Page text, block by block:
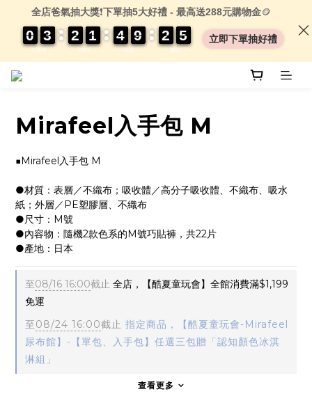
Mirafeel入手包 M
■Mirafeel入手包 M
●材質：表層／不織布；吸收體／高分子吸收體、不織布、吸水
紙；外層／PE塑膠層、不織布
●尺寸：M號
●內容物：隨機2款色系的M號巧貼褲，共22片
●產地：日本
至08/16 16:00截止 全店，【酷夏童玩會】全館消費滿$1,199
免運
至08/24 16:00截止 指定商品，【酷夏童玩會-Mirafeel
尿布館】-【單包、入手包】任選三包贈「認知顏色冰淇
淋組」
查看更多
全店爸氣抽大獎❗下單抽5大好禮 - 最高送288元購物金🪙
DAYS
0
0
0
0 3
3
3
3
HRS
2
2
2
2 1
1
1
1
MIN
4
4
4
4 9
9
9
9
SEC
2
2
2
2 0
0
5
5
4 立即下單抽好禮